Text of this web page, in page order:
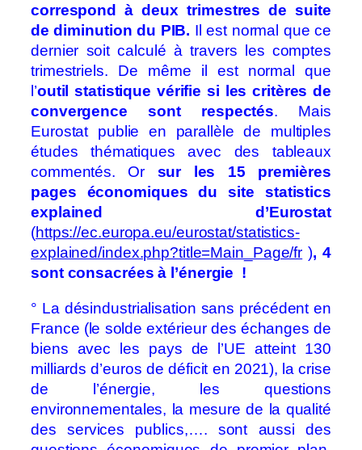
correspond à deux trimestres de suite
de diminution du PIB. Il est normal que ce
dernier soit calculé à travers les comptes
trimestriels. De même il est normal que
l’outil statistique vérifie si les critères de
convergence sont respectés. Mais
Eurostat publie en parallèle de multiples
études thématiques avec des tableaux
commentés. Or sur les 15 premières
pages économiques du site statistics
explained d’Eurostat
(https://ec.europa.eu/eurostat/statistics-
explained/index.php?title=Main_Page/fr ), 4
sont consacrées à l’énergie !
° La désindustrialisation sans précédent en
France (le solde extérieur des échanges de
biens avec les pays de l’UE atteint 130
milliards d’euros de déficit en 2021), la crise
de l’énergie, les questions
environnementales, la mesure de la qualité
des services publics,…. sont aussi des